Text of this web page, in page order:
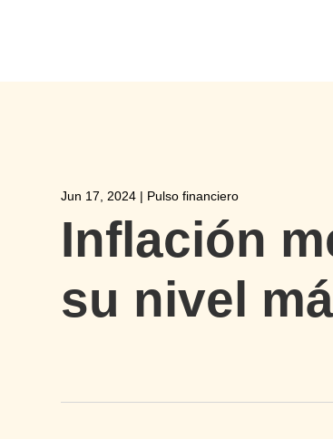
Jun 17, 2024 | Pulso financiero
Inflación
su nivel